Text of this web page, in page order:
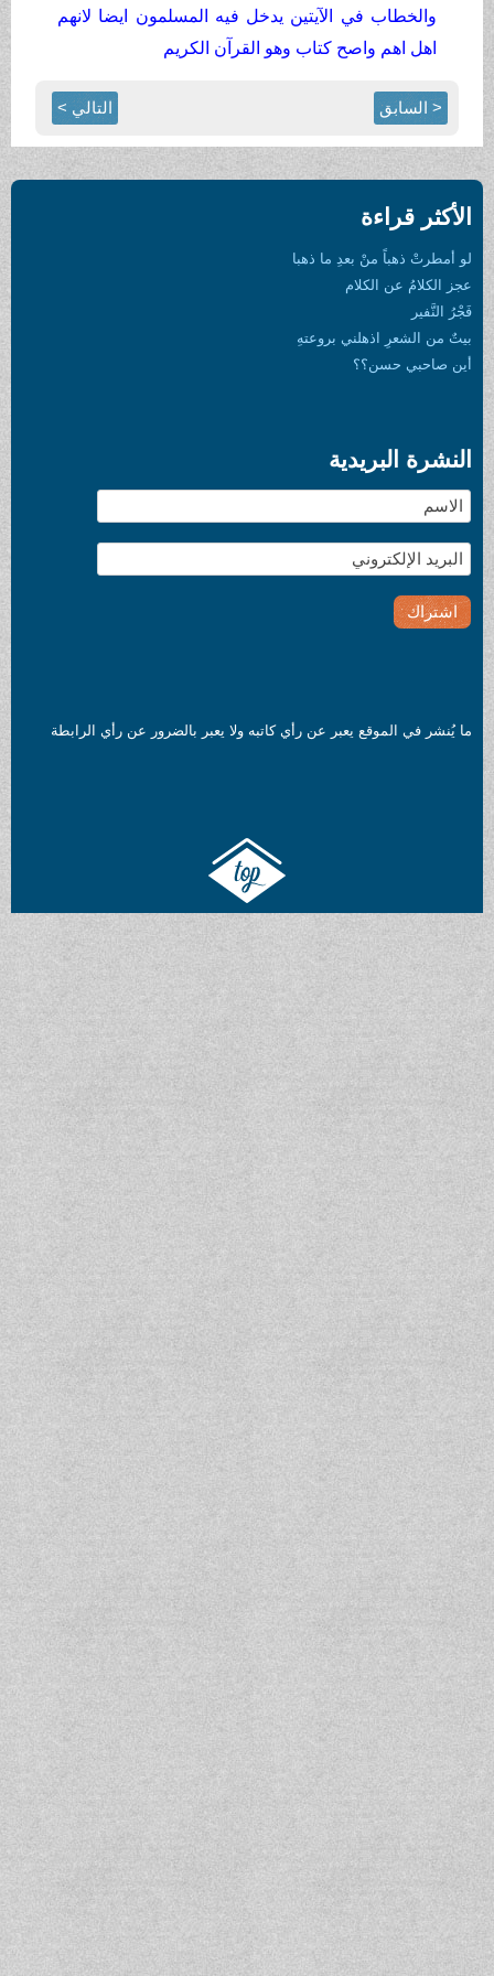
الآيتين يدخل فيه المسلمون ايضا لانهم
كتاب وهو القرآن الكريم
ما ذهبا
بروعتهِ
عن رأي كاتبه ولا يعبر بالضرور عن رأي الرابطة